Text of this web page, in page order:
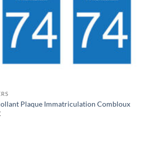
Plaque Immatriculation Combloux